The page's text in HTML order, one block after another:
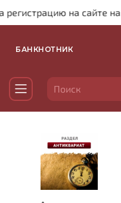
на сайте на
БАНКНОТНИК